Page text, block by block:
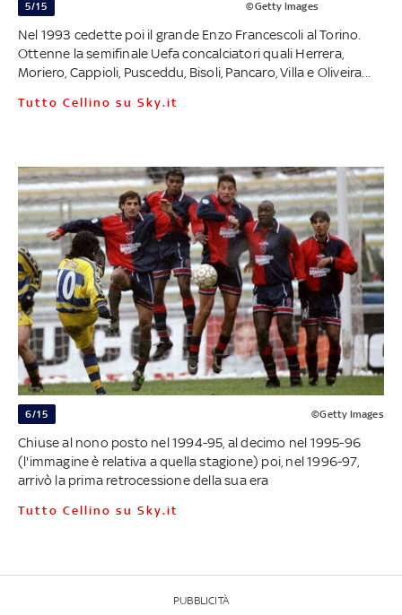
5/15 ©Getty Images
Nel 1993 cedette poi il grande Enzo Francescoli al Torino.
Ottenne la semifinale Uefa concalciatori quali Herrera,
Moriero, Cappioli, Pusceddu, Bisoli, Pancaro, Villa e Oliveira...
Tutto Cellino su Sky.it
6/15 ©Getty Images
Chiuse al nono posto nel 1994-95, al decimo nel 1995-96
(l'immagine è relativa a quella stagione) poi, nel 1996-97,
arrivò la prima retrocessione della sua era
Tutto Cellino su Sky.it
PUBBLICITÀ